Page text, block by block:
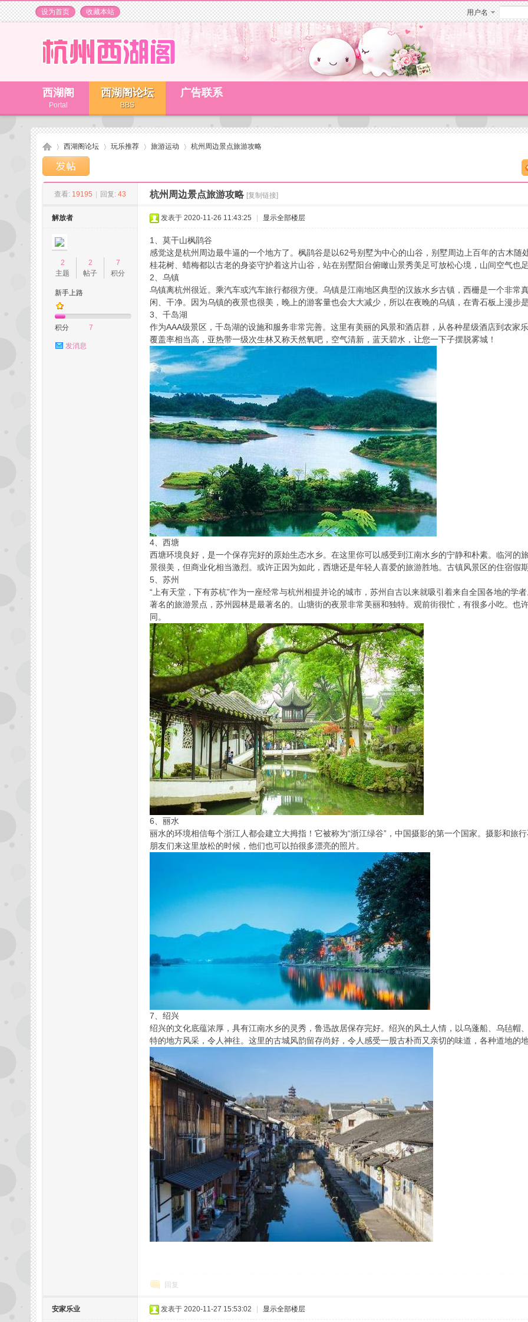
设为首页 收藏本站 用户名
西湖阁
Portal
西湖阁论坛
BBS
广告联系
»
西湖阁论坛
›
玩乐推荐 旅游运动
›
杭州周边景点旅游攻略
查看: 19195 回复: 43 杭州周边景点旅游攻略 [复制链接]
解放者
2
主题
2
帖子
7
积分
新手上路
积分 7
发消息
发表于 2020-11-26 11:43:25 显示全部楼层
1、莫干山枫鹃谷
感觉这是杭州周边最牛逼的一个地方了。枫鹃谷是以62号别墅为中心的山谷，别墅周边上百年的古木
桂花树、蜡梅都以古老的身姿守护着这片山谷，站在别墅阳台俯瞰山景秀美足可放松心境，山间空气也
2、乌镇
乌镇离杭州很近。乘汽车或汽车旅行都很方便。乌镇是江南地区典型的汉族水乡古镇，西栅是一个非常
闲、干净。因为乌镇的夜景也很美，晚上的游客量也会大大减少，所以在夜晚的乌镇，在青石板上漫步
3、千岛湖
作为AAA级景区，千岛湖的设施和服务非常完善。这里有美丽的风景和酒店群，从各种星级酒店到农家
覆盖率相当高，亚热带一级次生林又称天然氧吧，空气清新，蓝天碧水，让您一下子摆脱雾城！
4、西塘
西塘环境良好，是一个保存完好的原始生态水乡。在这里你可以感受到江南水乡的宁静和朴素。临河的
景很美，但商业化相当激烈。或许正因为如此，西塘还是年轻人喜爱的旅游胜地。古镇风景区的住宿假
5、苏州
“上有天堂，下有苏杭”作为一座经常与杭州相提并论的城市，苏州自古以来就吸引着来自全国各地的学
著名的旅游景点，苏州园林是最著名的。山塘街的夜景非常美丽和独特。观前街很忙，有很多小吃。也
同。
6、丽水
丽水的环境相信每个浙江人都会建立大拇指！它被称为“浙江绿谷”，中国摄影的第一个国家。摄影和旅
朋友们来这里放松的时候，他们也可以拍很多漂亮的照片。
7、绍兴
绍兴的文化底蕴浓厚，具有江南水乡的灵秀，鲁迅故居保存完好。绍兴的风土人情，以乌蓬船、乌毡帽
特的地方风采，令人神往。这里的古城风韵留存尚好，令人感受一股古朴而又亲切的味道，各种道地的
回复
安家乐业 发表于 2020-11-27 15:53:02 显示全部楼层